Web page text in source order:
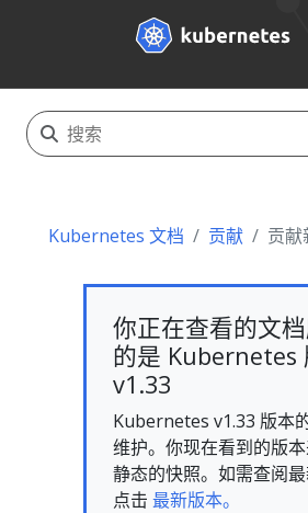
Kubernetes 文档 贡献 贡献
你正在查看的文
的是 Kubernetes
v1.33
Kubernetes v1.33 版本
维护。你现在看到的版
静态的快照。如需查阅
点击 最新版本。